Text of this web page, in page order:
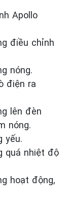
Apollo
điều chỉnh
nóng.
điện ra
lên đèn
nóng.
yếu.
quá nhiệt độ
hoạt động,